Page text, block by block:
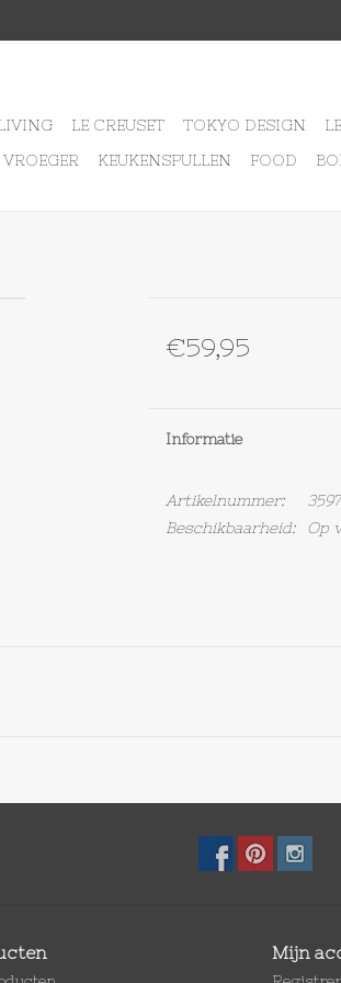
LE CREUSET TOKYO DESIGN
VROEGER KEUKENSPULLEN FOOD
€59,95
Informatie
Artikelnummer:
3597
Beschikbaarheid:
Op
Mijn